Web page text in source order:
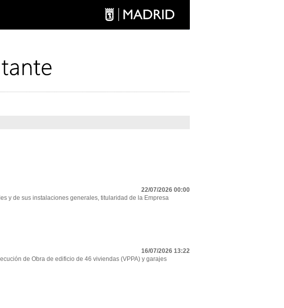
22/07/2026 00:00
y de sus instalaciones generales, titularidad de la Empresa
16/07/2026 13:22
de Obra de edificio de 46 viviendas (VPPA) y garajes